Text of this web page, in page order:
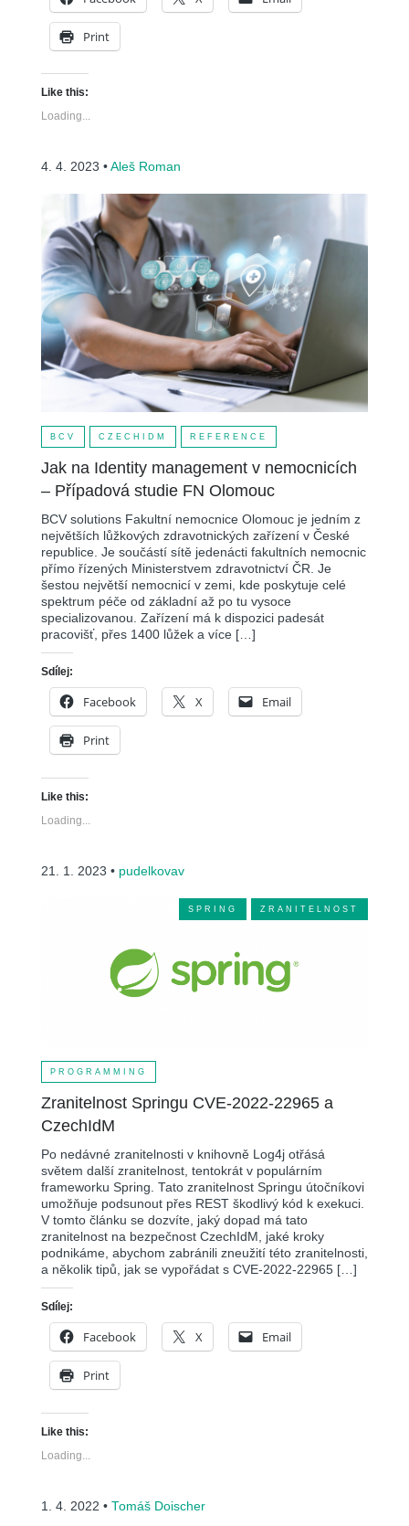
Print
Like this:
Loading...
4. 4. 2023 • Aleš Roman
BCV CZECHIDM REFERENCE
Jak na Identity management v nemocnicích
– Případová studie FN Olomouc
BCV solutions Fakultní nemocnice Olomouc je jedním z
největších lůžkových zdravotnických zařízení v České
republice. Je součástí sítě jedenácti fakultních nemocnic
přímo řízených Ministerstvem zdravotnictví ČR. Je
šestou největší nemocnicí v zemi, kde poskytuje celé
spektrum péče od základní až po tu vysoce
specializovanou. Zařízení má k dispozici padesát
pracovišť, přes 1400 lůžek a více […]
Sdílej:
Facebook X Email
Print
Like this:
Loading...
21. 1. 2023 • pudelkovav
SPRING ZRANITELNOST
PROGRAMMING
Zranitelnost Springu CVE-2022-22965 a
CzechIdM
Po nedávné zranitelnosti v knihovně Log4j otřásá
světem další zranitelnost, tentokrát v populárním
frameworku Spring. Tato zranitelnost Springu útočníkovi
umožňuje podsunout přes REST škodlivý kód k exekuci.
V tomto článku se dozvíte, jaký dopad má tato
zranitelnost na bezpečnost CzechIdM, jaké kroky
podnikáme, abychom zabránili zneužití této zranitelnosti,
a několik tipů, jak se vypořádat s CVE-2022-22965 […]
Sdílej:
Facebook X Email
Print
Like this:
Loading...
1. 4. 2022 • Tomáš Doischer